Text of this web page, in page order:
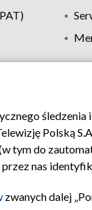
Pomoc
Polską
tym do
nas
zwanych dalej